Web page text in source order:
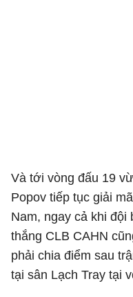
Và tới vòng đấu 19
Popov tiếp tục giải
Nam, ngay cả khi
thắng CLB CAHN
phải chia điểm sau
tại sân Lạch Tray tại